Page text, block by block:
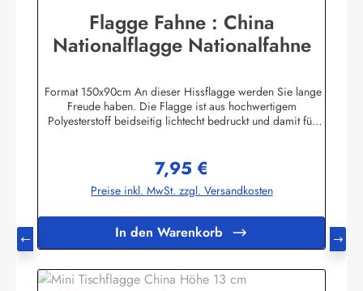
Flagge Fahne : China
Nationalflagge Nationalfahne
Format 150x90cm An dieser Hissflagge werden Sie lange
Freude haben. Die Flagge ist aus hochwertigem
Polyesterstoff beidseitig lichtecht bedruckt und damit für
zur Befestigung am Flaggenmast eingearbeitet. Die Flagge
hält deshalb auch mittlere Windgeschwindigkeiten aus. Ab
ca. 80 km/h sollte die Fahne jedoch eingeholt werden.Die
Temperatur gebügelt werden. Wir führen eine große
Auswahl an Länder- und Sonderflaggen, XXL-Flaggen,
Bootsflaggen und
TischflaggenHerstellerinformationen:Fahnen-Shop - Axel
BachKirchbergstr. 238444 Wolfsburgshop@fahnen.info
Regulärer Preis:
7,95 €
Preise inkl. MwSt. zzgl. Versandkosten
In den Warenkorb